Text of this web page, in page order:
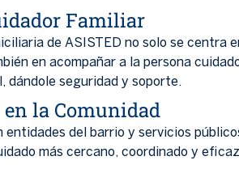
Familiar
de ASISTED no solo se centra
en acompañar a la persona
dándole seguridad y soporte.
la Comunidad
entidades del barrio y servicios
más cercano, coordinado y